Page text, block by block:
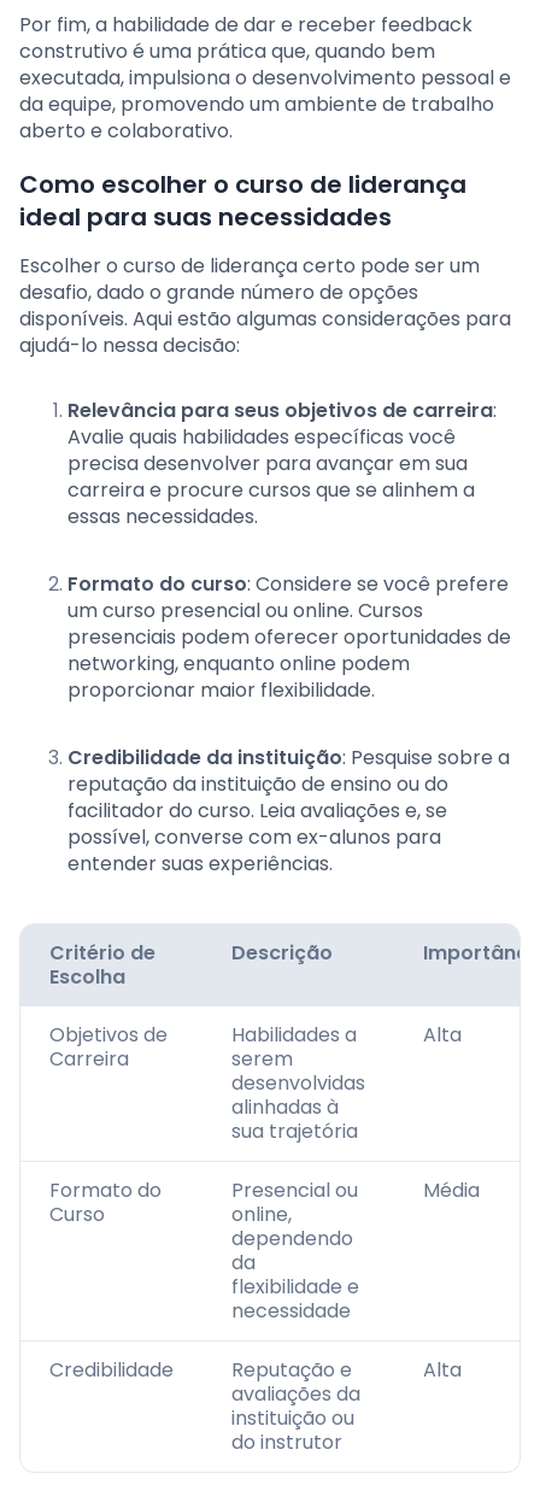
Por fim, a habilidade de dar e receber feedback
construtivo é uma prática que, quando bem
executada, impulsiona o desenvolvimento pessoal e
da equipe, promovendo um ambiente de trabalho
aberto e colaborativo.
Como escolher o curso de liderança
ideal para suas necessidades
Escolher o curso de liderança certo pode ser um
desafio, dado o grande número de opções
disponíveis. Aqui estão algumas considerações para
ajudá-lo nessa decisão:
Relevância para seus objetivos de carreira:
Avalie quais habilidades específicas você
precisa desenvolver para avançar em sua
carreira e procure cursos que se alinhem a
essas necessidades.
Formato do curso: Considere se você prefere
um curso presencial ou online. Cursos
presenciais podem oferecer oportunidades de
networking, enquanto online podem
proporcionar maior flexibilidade.
Credibilidade da instituição: Pesquise sobre a
reputação da instituição de ensino ou do
facilitador do curso. Leia avaliações e, se
possível, converse com ex-alunos para
entender suas experiências.
Critério de
Escolha
Descrição
Objetivos de
Carreira
Habilidades a
serem
desenvolvidas
alinhadas à
sua trajetória
Alta
Formato do
Curso
Presencial ou
online,
dependendo
da
flexibilidade e
necessidade
Média
Credibilidade
Reputação e
avaliações da
instituição ou
do instrutor
Alta